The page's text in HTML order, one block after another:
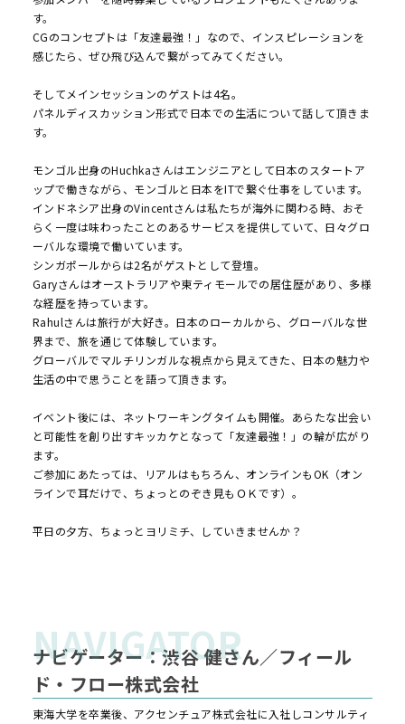
す。
CGのコンセプトは「友達最強！」なので、インスピレーションを
感じたら、ぜひ飛び込んで繋がってみてください。
そしてメインセッションのゲストは4名。
パネルディスカッション形式で日本での生活について話して頂きま
す。
モンゴル出身のHuchkaさんはエンジニアとして日本のスタートア
ップで働きながら、モンゴルと日本をITで繋ぐ仕事をしています。
インドネシア出身のVincentさんは私たちが海外に関わる時、おそ
らく一度は味わったことのあるサービスを提供していて、日々グロ
ーバルな環境で働いています。
シンガポールからは2名がゲストとして登壇。
Garyさんはオーストラリアや東ティモールでの居住歴があり、多様
な経歴を持っています。
Rahulさんは旅行が大好き。日本のローカルから、グローバルな世
界まで、旅を通じて体験しています。
グローバルでマルチリンガルな視点から見えてきた、日本の魅力や
生活の中で思うことを語って頂きます。
イベント後には、ネットワーキングタイムも開催。あらたな出会い
と可能性を創り出すキッカケとなって「友達最強！」の輪が広がり
ます。
ご参加にあたっては、リアルはもちろん、オンラインもOK（オン
ラインで耳だけで、ちょっとのぞき見もＯＫです）。
平日の夕方、ちょっとヨリミチ、していきませんか？
ナビゲーター：渋谷 健さん／フィール
ド・フロー株式会社
東海大学を卒業後、アクセンチュア株式会社に入社しコンサルティ